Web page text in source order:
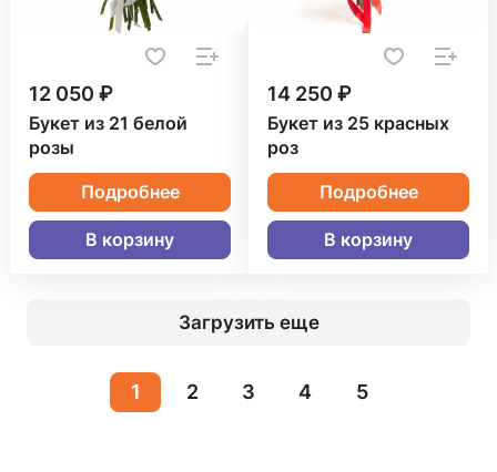
12 050 ₽
Букет из 21 белой
розы
Подробнее
В корзину
14 250 ₽
Букет из 25 красных
роз
Подробнее
В корзину
Загрузить еще
1 2 3 4 5